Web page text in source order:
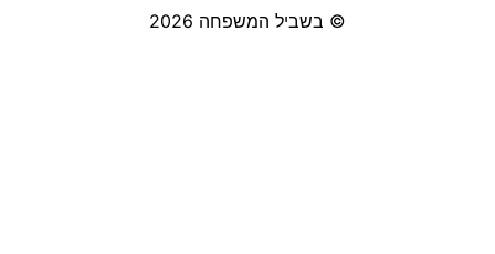
© בשביל המשפחה 2026